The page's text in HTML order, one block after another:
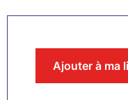
Ajouter à ma